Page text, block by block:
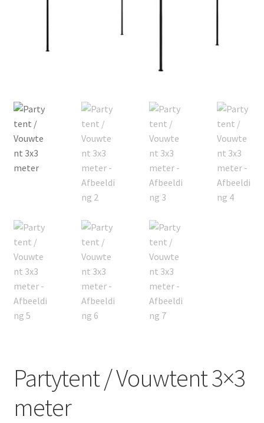
Privacybeleid
Partytent / Vouwtent 3×3
meter